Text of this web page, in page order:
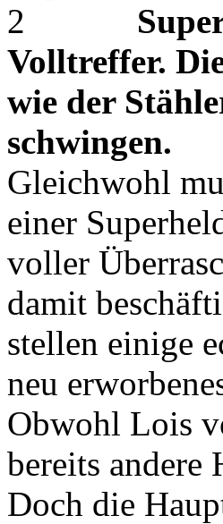
Volltreffer.
wie der
schwingen.
Gleichwohl
einer
voller
damit
stellen einige
neu
Obwohl Lois
bereits andere
Doch die